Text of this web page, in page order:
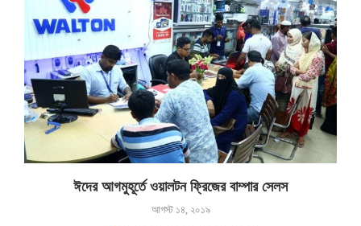
ঈদের আগমুহূর্তে ওয়ালটন ফ্রিজের বাম্পার সেলস
আগস্ট ১৪, ২০১৯